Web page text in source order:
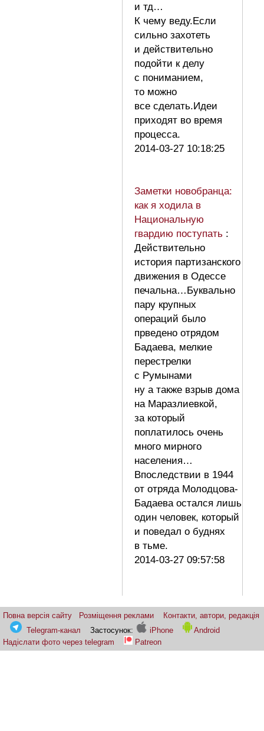
и тд…
К чему веду.Если
сильно захотеть
и действительно
подойти к делу
с пониманием,
то можно
все сделать.Идеи
приходят во время
процесса.
2014-03-27 10:18:25
Заметки новобранца:
как я ходила в
Национальную
гвардию поступать :
Действительно
история партизанского
движения в Одессе
печальна…Буквально
пару крупных
операций было
прведено отрядом
Бадаева, мелкие
перестрелки
с Румынами
ну а также взрыв дома
на Маразлиевкой,
за который
поплатилось очень
много мирного
населения…
Впоследствии в 1944
от отряда Молодцова-
Бадаева остался лишь
один человек, который
и поведал о буднях
в тьме.
2014-03-27 09:57:58
Повна версія сайту Розміщення реклами
Контакти, автори, редакція
Telegram-канал
Застосунок: iPhone
Android
Надіслати фото через telegram
Patreon